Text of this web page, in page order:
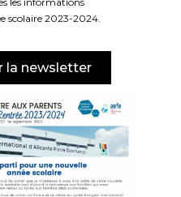
scolaire 2023-2024.
la newsletter